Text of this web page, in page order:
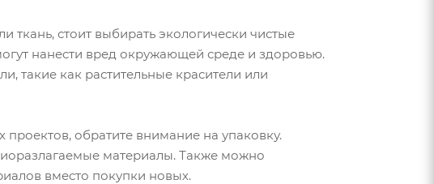
ткань, стоит выбирать экологически чистые
нанести вред окружающей среде и здоровью.
такие как растительные красители или
обратите внимание на упаковку.
материалы. Также можно
вместо покупки новых.